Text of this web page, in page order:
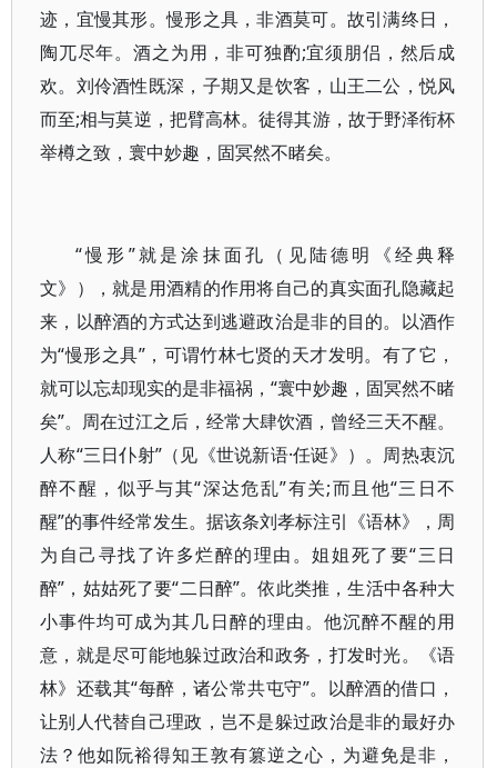
迹，宜慢其形。慢形之具，非酒莫可。故引满终日，
陶兀尽年。酒之为用，非可独酌;宜须朋侣，然后成
欢。刘伶酒性既深，子期又是饮客，山王二公，悦风
而至;相与莫逆，把臂高林。徒得其游，故于野泽衔杯
举樽之致，寰中妙趣，固冥然不睹矣。
“慢形”就是涂抹面孔（见陆德明《经典释
文》），就是用酒精的作用将自己的真实面孔隐藏起
来，以醉酒的方式达到逃避政治是非的目的。以酒作
为“慢形之具”，可谓竹林七贤的天才发明。有了它，
就可以忘却现实的是非福祸，“寰中妙趣，固冥然不睹
矣”。周在过江之后，经常大肆饮酒，曾经三天不醒。
人称“三日仆射”（见《世说新语·任诞》）。周热衷沉
醉不醒，似乎与其“深达危乱”有关;而且他“三日不
醒”的事件经常发生。据该条刘孝标注引《语林》，周
为自己寻找了许多烂醉的理由。姐姐死了要“三日
醉”，姑姑死了要“二日醉”。依此类推，生活中各种大
小事件均可成为其几日醉的理由。他沉醉不醒的用
意，就是尽可能地躲过政治和政务，打发时光。《语
林》还载其“每醉，诸公常共屯守”。以醉酒的借口，
让别人代替自己理政，岂不是躲过政治是非的最好办
法？他如阮裕得知王敦有篡逆之心，为避免是非，